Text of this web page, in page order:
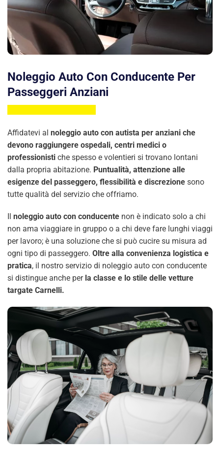
Noleggio Auto Con Conducente Per
Passeggeri Anziani
Affidatevi al noleggio auto con autista per anziani che
devono raggiungere ospedali, centri medici o
professionisti che spesso e volentieri si trovano lontani
dalla propria abitazione. Puntualità, attenzione alle
esigenze del passeggero, flessibilità e discrezione sono
tutte qualità del servizio che offriamo.
noleggio auto con conducente non è indicato solo a chi
non ama viaggiare in gruppo o a chi deve fare lunghi viaggi
per lavoro; è una soluzione che si può cucire su misura ad
ogni tipo di passeggero. Oltre alla convenienza logistica e
pratica, il nostro servizio di noleggio auto con conducente
si distingue anche per la classe e lo stile delle vetture
targate Carnelli.